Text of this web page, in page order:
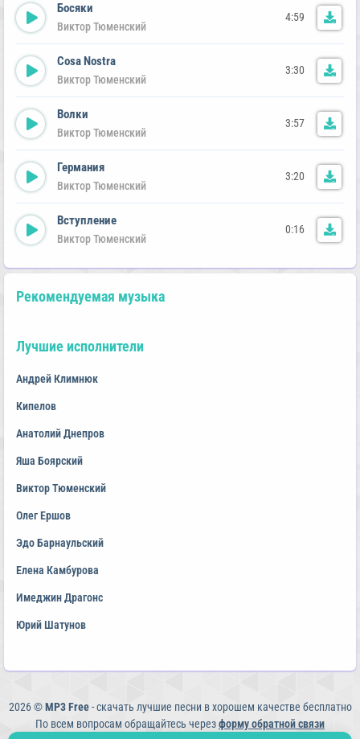
Босяки
Виктор Тюменский
4:59
Cosa Nostra
Виктор Тюменский
3:30
Волки
Виктор Тюменский
3:57
Германия
Виктор Тюменский
3:20
Вступление
Виктор Тюменский
0:16
Рекомендуемая музыка
Лучшие исполнители
Андрей Климнюк
Кипелов
Анатолий Днепров
Яша Боярский
Виктор Тюменский
Олег Ершов
Эдо Барнаульский
Елена Камбурова
Имеджин Драгонс
Юрий Шатунов
2026 ©MP3 Free- скачать лучшие песни в хорошем качестве бесплатно
По всем вопросам обращайтесь черезформу обратной связи